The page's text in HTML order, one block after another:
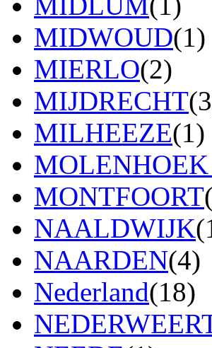
MIDWOUD(1)
MIERLO(2)
MIJDRECHT
MILHEEZE(1)
MONTFOORT
NAALDWIJK
NAARDEN(4)
Nederland(18)